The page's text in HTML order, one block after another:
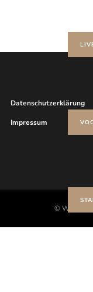
Datenschutzerklärung
Impressum
©